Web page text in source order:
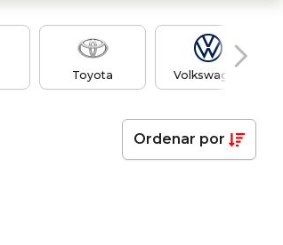
Toyota Volkswagen
Ordenar por